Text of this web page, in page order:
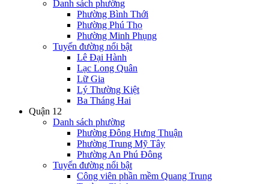
Danh sách phường
Phường Bình Thới
Phường Phú Thọ
Phường Minh Phụng
Tuyến đường nổi bật
Lê Đại Hành
Lạc Long Quân
Lữ Gia
Lý Thường Kiệt
Ba Tháng Hai
Quận 12
Danh sách phường
Phường Đông Hưng Thuận
Phường Trung Mỹ Tây
Phường An Phú Đông
Tuyến đường nổi bật
Công viên phần mềm Quang Trung